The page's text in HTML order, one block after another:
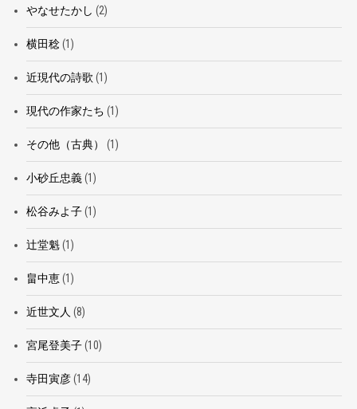
やなせたかし (2)
横田稔(1)
近現代の詩歌 (1)
現代の作家たち (1)
その他（古典） (1)
小砂丘忠義(1)
松谷みよ子(1)
辻堂魁(1)
畠中恵(1)
近世文人 (8)
宮尾登美子(10)
寺田寅彦(14)